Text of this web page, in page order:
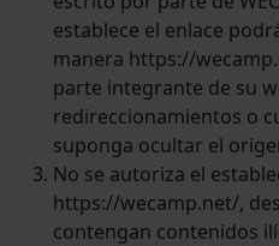
establece el enlace
manera https://
parte integrante de su
redireccionamientos o
suponga ocultar el
No se autoriza el
https://wecamp.net/,
contengan contenidos